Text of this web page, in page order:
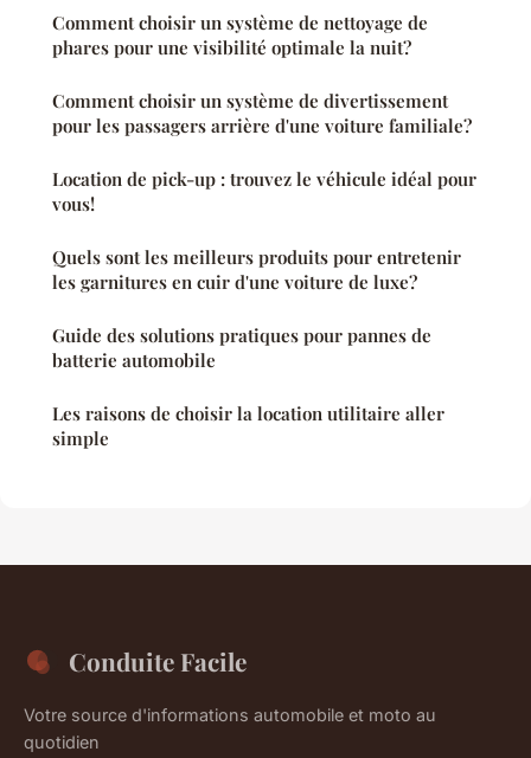
Comment choisir un système de nettoyage de
phares pour une visibilité optimale la nuit?
Comment choisir un système de divertissement
pour les passagers arrière d'une voiture familiale?
Location de pick-up : trouvez le véhicule idéal pour
vous!
Quels sont les meilleurs produits pour entretenir
les garnitures en cuir d'une voiture de luxe?
Guide des solutions pratiques pour pannes de
batterie automobile
Les raisons de choisir la location utilitaire aller
simple
Conduite Facile
Votre source d'informations automobile et moto au
quotidien